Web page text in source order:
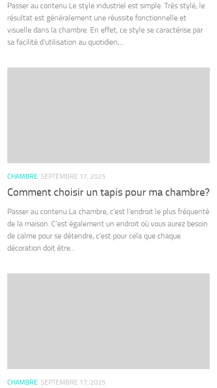
Passer au contenu Le style industriel est simple. Très stylé, le
résultat est généralement une réussite fonctionnelle et
visuelle dans la chambre. En effet, ce style se caractérise par
sa facilité d’utilisation au quotidien,...
CHAMBRE SEPTEMBRE 17, 2025
Comment choisir un tapis pour ma chambre?
Passer au contenu La chambre, c’est l’endroit le plus fréquenté
de la maison. C’est également un endroit où vous aurez besoin
de calme pour se détendre, c’est pour cela que chaque
décoration doit être...
CHAMBRE SEPTEMBRE 17, 2025